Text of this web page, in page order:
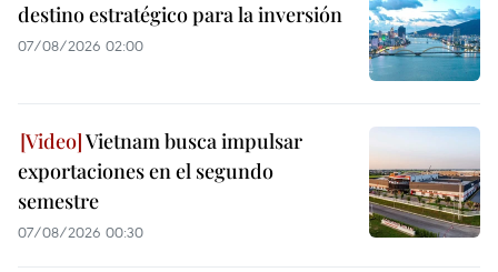
destino estratégico para la inversión
07/08/2026 02:00
Vietnam busca impulsar
exportaciones en el segundo
semestre
07/08/2026 00:30